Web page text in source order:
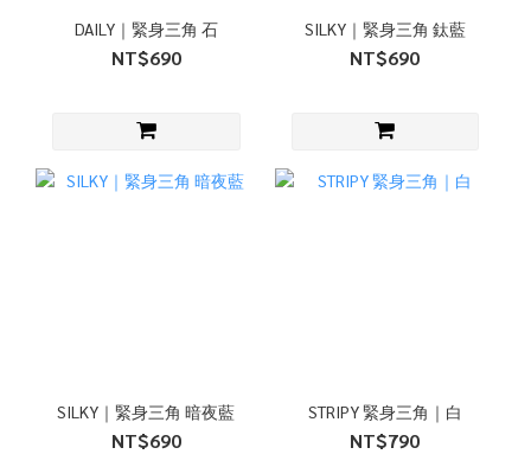
DAILY｜緊身三角 石
NT$690
SILKY｜緊身三角 鈦藍
NT$690
SILKY｜緊身三角 暗夜藍
NT$690
STRIPY 緊身三角｜白
NT$790